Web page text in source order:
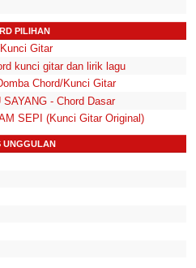
PILIHAN
Gitar
kunci gitar dan lirik lagu
Chord/Kunci Gitar
- Chord Dasar
SEPI (Kunci Gitar Original)
UNGGULAN